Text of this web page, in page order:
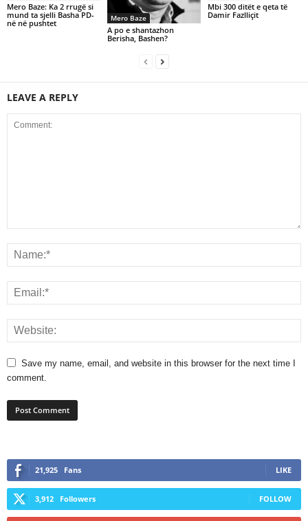
Mero Baze: Ka 2 rrugë si
mund ta sjelli Basha PD-
në në pushtet
Mero Baze
A po e shantazhon
Berisha, Bashen?
Mbi 300 ditët e qeta të
Damir Fazlliçit
LEAVE A REPLY
Save my name, email, and website in this browser for the next time I
comment.
21,925 Fans LIKE
3,912 Followers FOLLOW